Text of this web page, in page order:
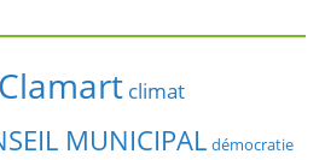
Clamart climat
MUNICIPAL démocratie